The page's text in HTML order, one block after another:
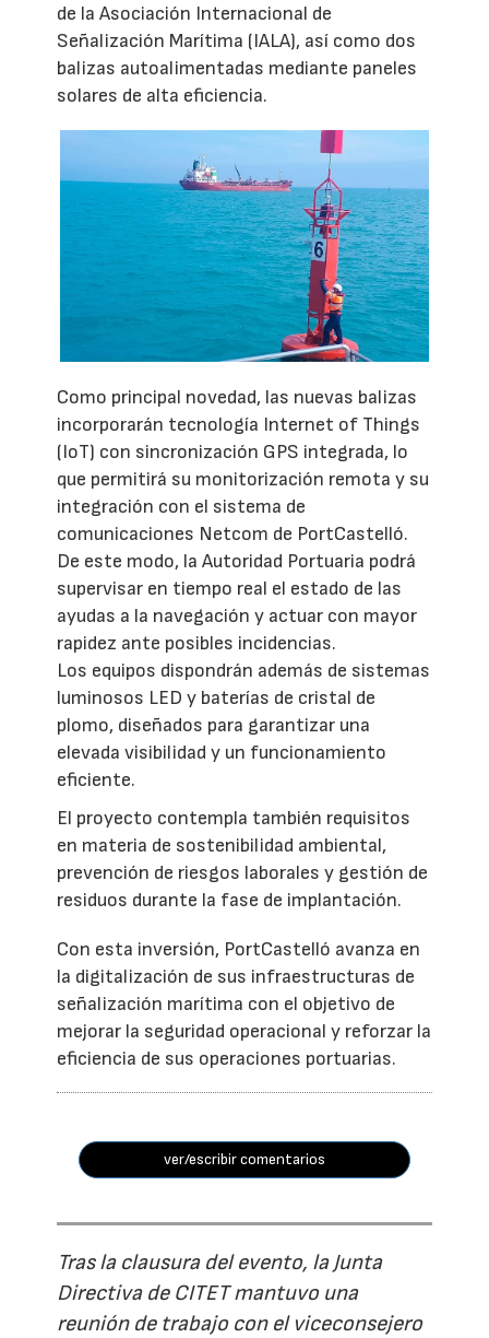
de la Asociación Internacional de
Señalización Marítima (IALA), así como dos
balizas autoalimentadas mediante paneles
solares de alta eficiencia.
Como principal novedad, las nuevas balizas
incorporarán tecnología Internet of Things
(IoT) con sincronización GPS integrada, lo
que permitirá su monitorización remota y su
integración con el sistema de
comunicaciones Netcom de PortCastelló.
De este modo, la Autoridad Portuaria podrá
supervisar en tiempo real el estado de las
ayudas a la navegación y actuar con mayor
rapidez ante posibles incidencias.
Los equipos dispondrán además de sistemas
luminosos LED y baterías de cristal de
plomo, diseñados para garantizar una
elevada visibilidad y un funcionamiento
eficiente.
El proyecto contempla también requisitos
en materia de sostenibilidad ambiental,
prevención de riesgos laborales y gestión de
residuos durante la fase de implantación.
Con esta inversión, PortCastelló avanza en
la digitalización de sus infraestructuras de
señalización marítima con el objetivo de
mejorar la seguridad operacional y reforzar la
eficiencia de sus operaciones portuarias.
ver/escribir comentarios
Tras la clausura del evento, la Junta
Directiva de CITET mantuvo una
reunión de trabajo con el viceconsejero